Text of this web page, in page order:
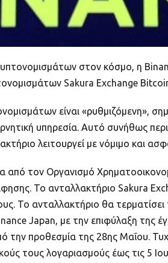
στον κόσμο, η
Sakura Exchange
είναι «ρυθμιζόμενη»,
υπηρεσία. Αυτό συνήθως
λειτουργεί με νόμιμο και
από τον Οργανισμό
Το ανταλλακτήριο Sakura
Το ανταλλακτήριο θα
Japan, με την επιφύλαξη της
την προθεσμία της 28ης Μαΐου.
τους λογαριασμούς έως τις 5